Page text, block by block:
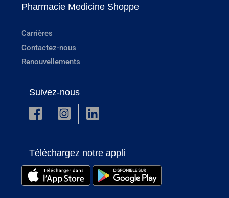
Pharmacie Medicine Shoppe
Carrières
Contactez-nous
Renouvellements
Suivez-nous
Téléchargez notre appli